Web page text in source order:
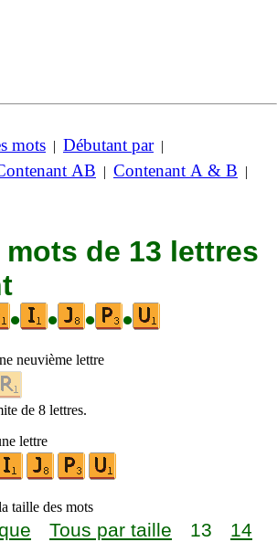
mots | Débutant par|
AB | Contenant A & B |
de 13 lettres
• • • •
neuvième lettre
de 8 lettres.
lettre
taille des mots
Tous par taille 13 14